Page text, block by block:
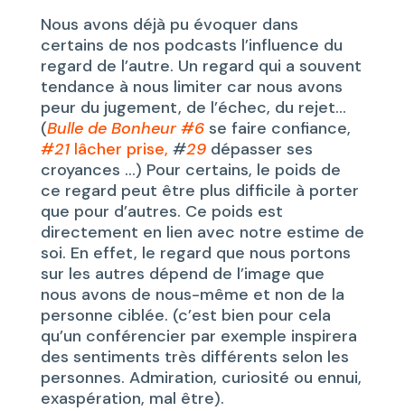
Nous avons déjà pu évoquer dans
certains de nos podcasts l’influence du
regard de l’autre. Un regard qui a souvent
tendance à nous limiter car nous avons
peur du jugement, de l’échec, du rejet…
(Bulle de Bonheur #6se faire confiance,
#21lâcher prise, #29dépasser ses
croyances …) Pour certains, le poids de
ce regard peut être plus difficile à porter
que pour d’autres. Ce poids est
directement en lien avec notre estime de
soi. En effet, le regard que nous portons
sur les autres dépend de l’image que
nous avons de nous-même et non de la
personne ciblée. (c’est bien pour cela
qu’un conférencier par exemple inspirera
des sentiments très différents selon les
personnes. Admiration, curiosité ou ennui,
exaspération, mal être).